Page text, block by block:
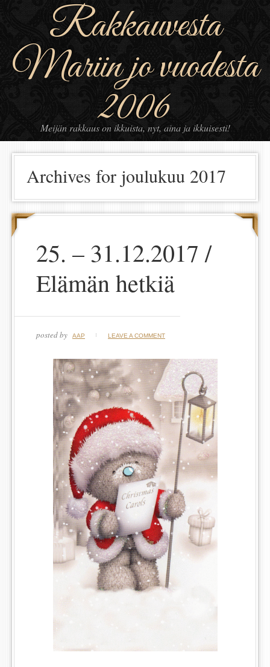
Rakkauvesta
Mariin jo vuodesta
2006
Meijän rakkaus on ikkuista, nyt, aina ja ikkuisesti!
Archives for joulukuu 2017
25. – 31.12.2017 /
Elämän hetkiä
posted by AAP LEAVE A COMMENT